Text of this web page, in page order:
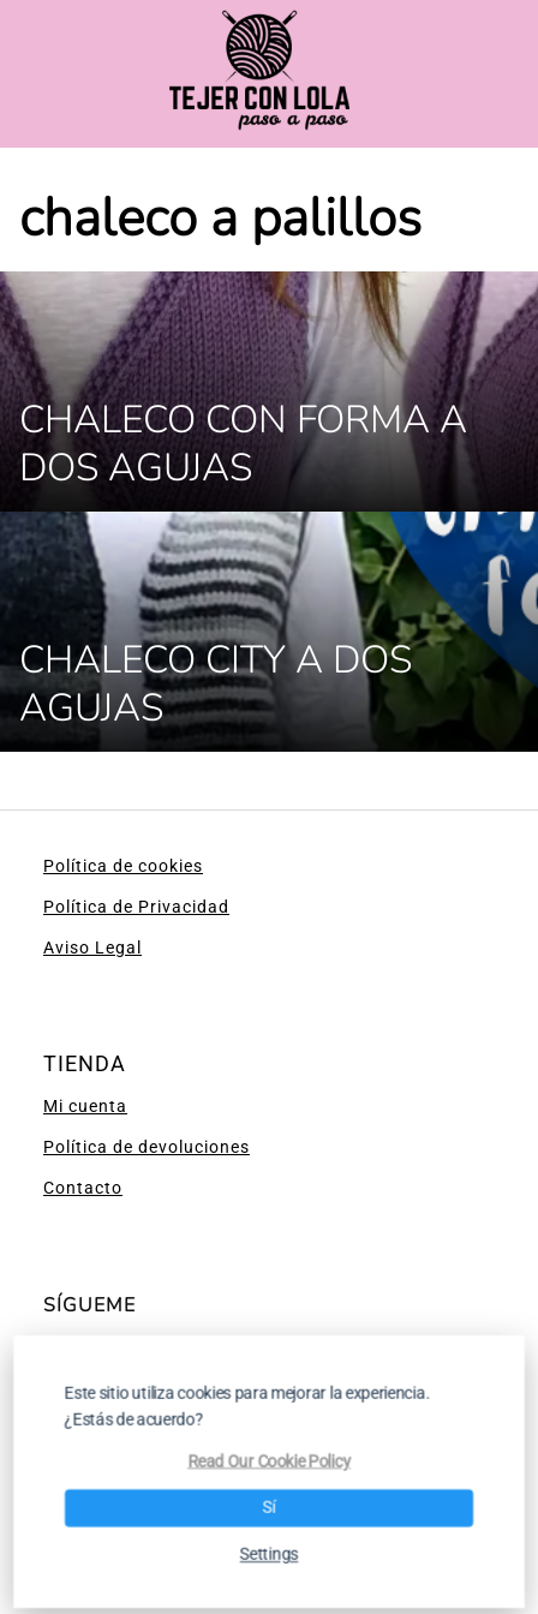
chaleco a palillos
CHALECO CON FORMA A
DOS AGUJAS
CHALECO CITY A DOS
AGUJAS
Política de cookies
Política de Privacidad
Aviso Legal
TIENDA
Mi cuenta
Política de devoluciones
Contacto
SÍGUEME
Tutoriales para Tejer a Dos Agujas y a
Ganchillo
Este sitio utiliza cookies para mejorar la experiencia.
¿Estás de acuerdo?
Read Our Cookie Policy
Sí
Settings